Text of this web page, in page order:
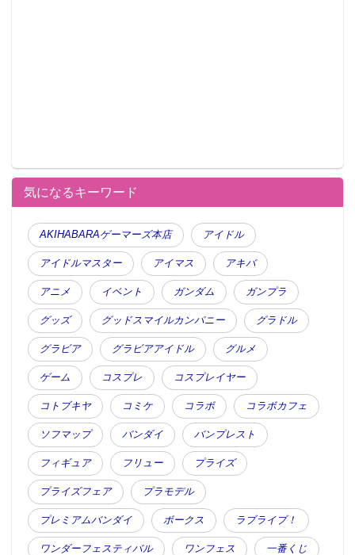
気になるキーワード
AKIHABARAゲーマーズ本店 アイドル
アイドルマスター アイマス アキバ
アニメ イベント ガンダム ガンプラ
グッズ グッドスマイルカンパニー グラドル
グラビア グラビアアイドル グルメ
ゲーム コスプレ コスプレイヤー
コトブキヤ コミケ コラボ コラボカフェ
ソフマップ バンダイ バンプレスト
フィギュア フリュー プライズ
プライズフェア プラモデル
プレミアムバンダイ ボークス ラブライブ！
ワンダーフェスティバル ワンフェス 一番くじ